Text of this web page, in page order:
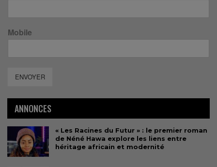
Mobile
ENVOYER
ANNONCES
« Les Racines du Futur » : le premier roman
de Néné Hawa explore les liens entre
héritage africain et modernité